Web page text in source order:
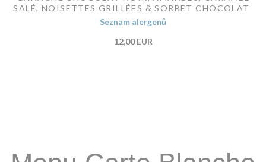
SALÉ, NOISETTES GRILLÉES & SORBET CHOCOLAT
Seznam alergenů
12,00 EUR